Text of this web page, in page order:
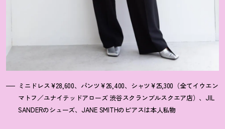
ミニドレス¥28,600、パンツ¥26,400、シャツ¥25,300（全てイウエン
マトフ／ユナイテッドアローズ 渋谷スクランブルスクエア店）、JIL
SANDERのシューズ、JANE SMITHのピアスは本人私物